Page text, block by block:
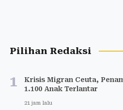
Pilihan Redaksi
1
Krisis Migran Ceuta,
1.100 Anak Terlantar
21 jam lalu